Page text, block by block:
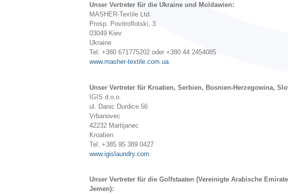
Unser Vertreter für die Ukraine und Moldawien:
MASHER-Textile Ltd.
Prosp. Povitroflotski, 3
03049 Kiev
Ukraine
Tel. +380 671775202 oder +380 44 2454085
www.masher-textile.com.ua
Unser Vertreter für Kroatien, Serbien, Bosnien-Herzegowina,
IGIS d.o.o.
ul. Danic Durdice 56
Vrbanovec
42232 Martijanec
Kroatien
Tel. +385 95 389 0427
www.igislaundry.com
Unser Vertreter für die Golfstaaten (Vereinigte Arabische
Jemen):